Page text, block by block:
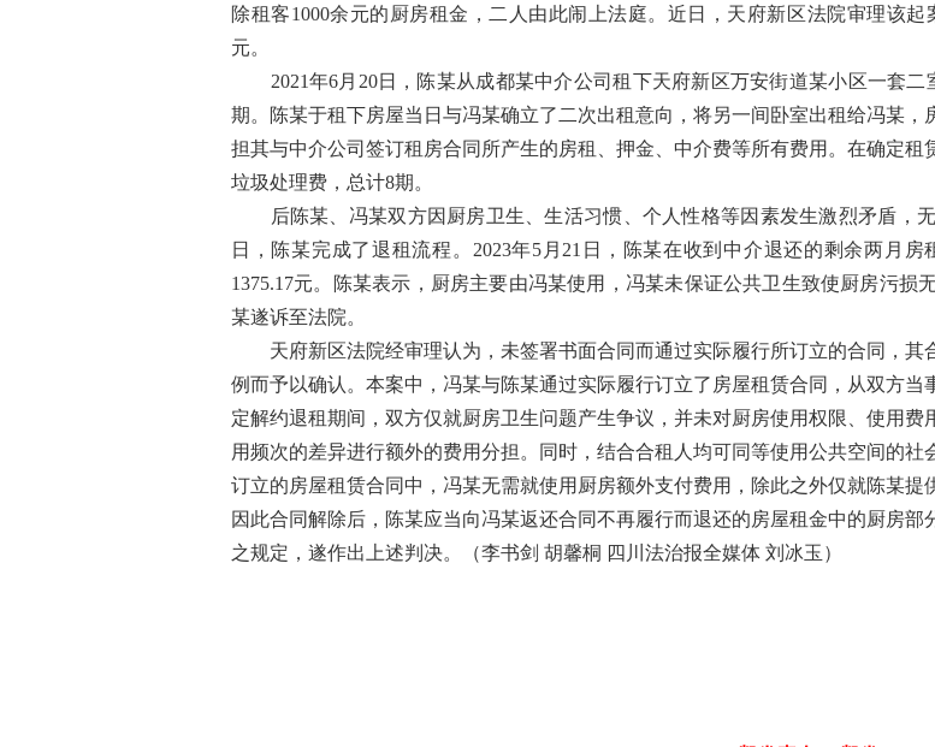
除租客1000余元的厨房租金，二人由此闹上法庭。近日，天府新区法院审理该
元。
2021年6月20日，陈某从成都某中介公司租下天府新区万安街道某小区一套二
期。陈某于租下房屋当日与冯某确立了二次出租意向，将另一间卧室出租给冯某
担其与中介公司签订租房合同所产生的房租、押金、中介费等所有费用。在确定
垃圾处理费，总计8期。
后陈某、冯某双方因厨房卫生、生活习惯、个人性格等因素发生激烈矛盾，无
日，陈某完成了退租流程。2023年5月21日，陈某在收到中介退还的剩余两月
1375.17元。陈某表示，厨房主要由冯某使用，冯某未保证公共卫生致使厨房污
某遂诉至法院。
天府新区法院经审理认为，未签署书面合同而通过实际履行所订立的合同，其
例而予以确认。本案中，冯某与陈某通过实际履行订立了房屋租赁合同，从双方当
定解约退租期间，双方仅就厨房卫生问题产生争议，并未对厨房使用权限、使用
用频次的差异进行额外的费用分担。同时，结合合租人均可同等使用公共空间的
订立的房屋租赁合同中，冯某无需就使用厨房额外支付费用，除此之外仅就陈某提
因此合同解除后，陈某应当向冯某返还合同不再履行而退还的房屋租金中的厨房
之规定，遂作出上述判决。（李书剑 胡馨桐 四川法治报全媒体 刘冰玉）